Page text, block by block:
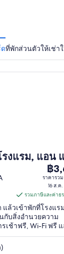
ที่พักส่วนตัวให้เช่า
งแรม, แอน
รงแรม
ราค
฿
ต่อ
คืน
เข้า
พัก
฿
ราคารว
16 ส.ค.
รวมภาษีและค่าธ
แล้วเข้าพักที่โรงแร
กับสิ่งอำนวยความ
เช้าฟรี, Wi-Fi ฟรี แ
เรารีวิวว่าชอบอาห
แอน แอสเซนด์